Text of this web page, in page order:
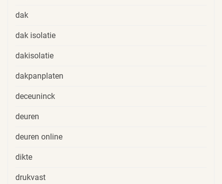
dak
dak isolatie
dakisolatie
dakpanplaten
deceuninck
deuren
deuren online
dikte
drukvast